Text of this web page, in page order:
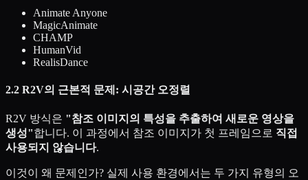
Animate Anyone
MagicAnimate
CHAMP
HumanVid
RealisDance
2.2 R2V의 근본적 문제: 시공간 오정렬
R2V 방식은 "참조 이미지의 특성을 추출하여 새로운 영상을
생성"합니다. 이 과정에서 참조 이미지가 첫 프레임으로 직접
사용되지 않습니다.
이것이 왜 문제인가? 실제 사용 환경에서는 두 가지 유형의 오